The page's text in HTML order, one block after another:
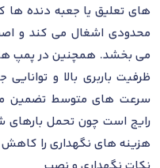
های تعلیق یا جعبه دنده ها
محدودی اشغال می کند و
می بخشد. همچنین در پمپ ها
ظرفیت باربری بالا و
سرعت های متوسط تضمین
رایج است چون تحمل بارهای
هزینه های نگهداری را